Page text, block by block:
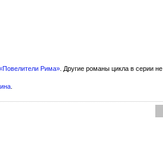
Рима». Другие романы цикла в серии не
.